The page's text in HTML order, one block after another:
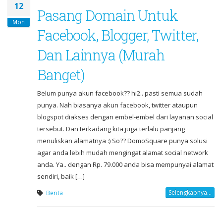
12
Mon
Pasang Domain Untuk
Facebook, Blogger, Twitter,
Dan Lainnya (Murah
Banget)
Belum punya akun facebook?? hi2.. pasti semua sudah
punya. Nah biasanya akun facebook, twitter ataupun
blogspot diakses dengan embel-embel dari layanan social
tersebut. Dan terkadang kita juga terlalu panjang
menuliskan alamatnya :) So?? DomoSquare punya solusi
agar anda lebih mudah mengingat alamat social network
anda. Ya.. dengan Rp. 79.000 anda bisa mempunyai alamat
sendiri, baik […]
Berita Selengkapnya...